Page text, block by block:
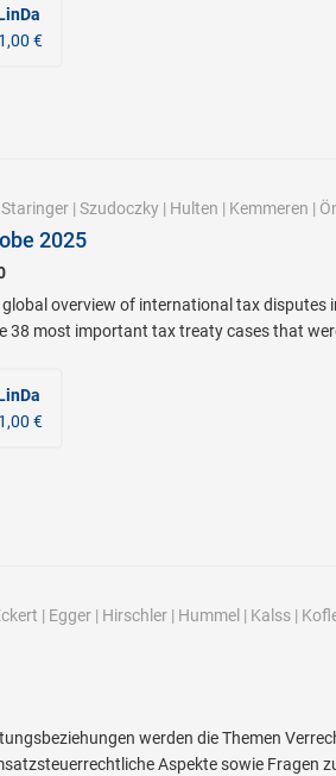
€
Staringer| Szudoczky| Hulten | Kemmeren |
2025
overview of international tax
38 most important tax treaty cases that
€
| Egger| Hirschler| Hummel | Kalss|
werden die Themen
Aspekte sowie